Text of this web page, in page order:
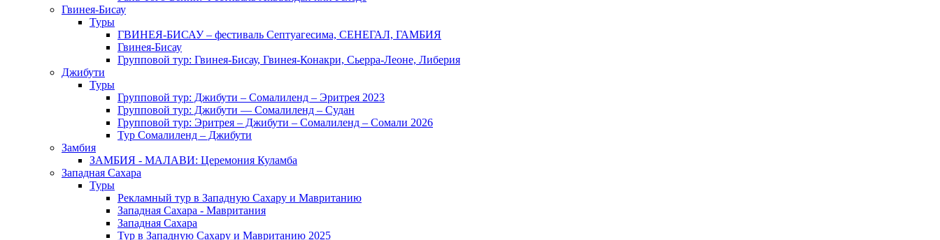
Гвинея-Бисау
Туры
ГВИНЕЯ-БИСАУ – фестиваль Септуагесима, СЕНЕГАЛ, ГАМБИЯ
Гвинея-Бисау
Групповой тур: Гвинея-Бисау, Гвинея-Конакри, Сьерра-Леоне, Либерия
Джибути
Туры
Групповой тур: Джибути – Cомалиленд – Эритрея 2023
Групповой тур: Джибути — Сомалиленд – Судан
Групповой тур: Эритрея – Джибути – Сомалиленд – Сомали 2026
Тур Cомалиленд – Джибути
Замбия
ЗАМБИЯ - МАЛАВИ: Церемония Куламба
Западная Сахара
Туры
Рекламный тур в Западную Сахару и Мавританию
Западная Сахара - Мавритания
Западная Сахара
Тур в Западную Сахару и Мавританию 2025